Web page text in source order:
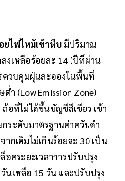
ยไฟไหม้เข้าหีบมีปริมาณ
งเหลือร้อยละ 14 (ปีที่ผ่าน
ควบคุมฝุ่นละอองในพื้นที่
ำ (Low Emission Zone)
อที่ไม่ได้ขึ้นบัญชีสีเขียว เข้า
ระดับมาตรฐานค่าควันดำ
ากเดิมไม่เกินร้อยละ 30 เป็น
อคระยะเวลาการปรับปรุง
นเหลือ 15 วัน และปรับปรุง